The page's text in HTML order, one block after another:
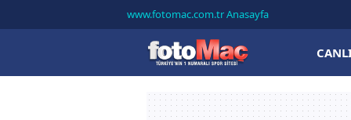
www.fotomac.com.tr Anasayfa